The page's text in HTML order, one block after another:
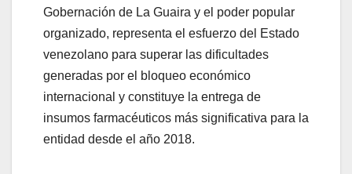
Gobernación de La Guaira y el poder popular
organizado, representa el esfuerzo del Estado
venezolano para superar las dificultades
generadas por el bloqueo económico
internacional y constituye la entrega de
insumos farmacéuticos más significativa para la
entidad desde el año 2018.